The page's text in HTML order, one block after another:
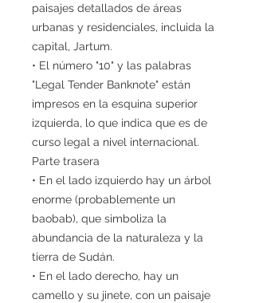
paisajes detallados de áreas
urbanas y residenciales, incluida la
capital, Jartum.
• El número "10" y las palabras
"Legal Tender Banknote" están
impresos en la esquina superior
izquierda, lo que indica que es de
curso legal a nivel internacional.
Parte trasera
• En el lado izquierdo hay un árbol
enorme (probablemente un
baobab), que simboliza la
abundancia de la naturaleza y la
tierra de Sudán.
• En el lado derecho, hay un
camello y su jinete, con un paisaje